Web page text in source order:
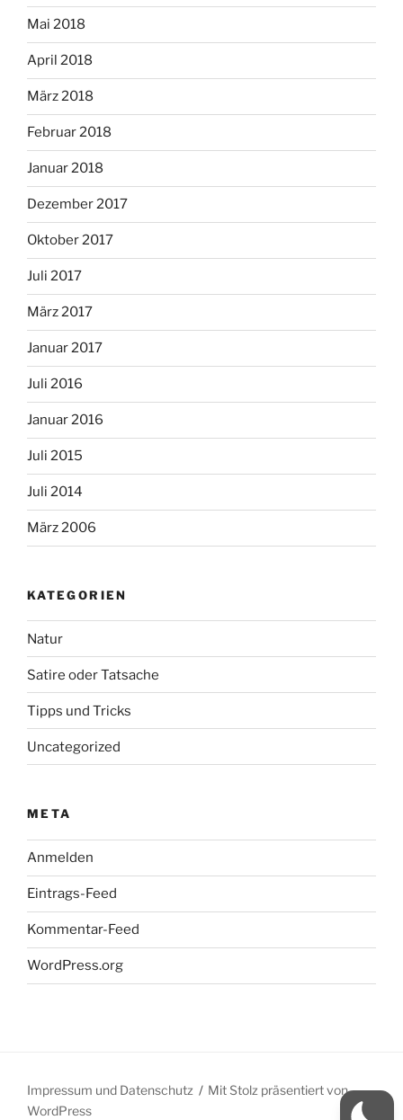
Mai 2018
April 2018
März 2018
Februar 2018
Januar 2018
Dezember 2017
Oktober 2017
Juli 2017
März 2017
Januar 2017
Juli 2016
Januar 2016
Juli 2015
Juli 2014
März 2006
KATEGORIEN
Natur
Satire oder Tatsache
Tipps und Tricks
Uncategorized
META
Anmelden
Eintrags-Feed
Kommentar-Feed
WordPress.org
Impressum und Datenschutz
Mit Stolz präsentiert von
WordPress